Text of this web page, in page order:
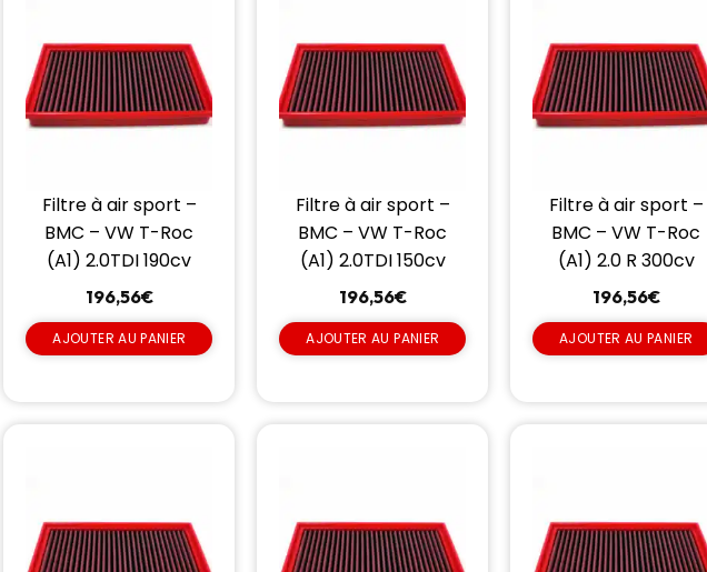
Filtre à air sport –
BMC – VW T-Roc
(A1) 2.0TDI 190cv
196,56€
AJOUTER AU PANIER
Filtre à air sport –
BMC – VW T-Roc
(A1) 2.0TDI 150cv
196,56€
AJOUTER AU PANIER
Filtre à air sport –
BMC – VW T-Roc
(A1) 2.0 R 300cv
196,56€
AJOUTER AU PANIER